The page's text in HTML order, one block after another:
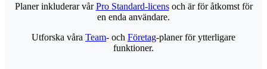
Planer inkluderar vårPro Standard-licensoch är för åtkomst för
en enda användare.
Utforska våra Team- och Företag-planer för ytterligare
funktioner.